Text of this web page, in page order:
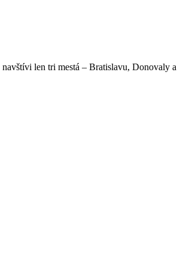
len tri mestá – Bratislavu, Donovaly a